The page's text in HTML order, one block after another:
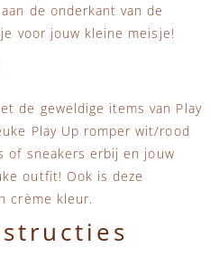
de onderkant van de
voor jouw kleine meisje!
de geweldige items van Play
Play Up romper wit/rood
of sneakers erbij en jouw
outfit! Ook is deze
crème kleur.